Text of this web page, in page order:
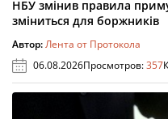
НБУ змінив правила
зміниться для боржників
Автор:Лента от Протокола
06.08.2026Просмотров:357